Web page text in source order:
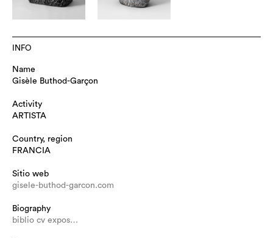
INFO
Name
Gisèle Buthod-Garçon
Activity
ARTISTA
Country, region
FRANCIA
Sitio web
gisele-buthod-garcon.com
Biography
biblio cv expos…